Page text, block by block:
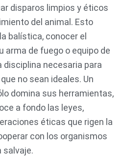
disparos limpios y éticos
del animal. Esto
balística, conocer el
arma de fuego o equipo de
disciplina necesaria para
no sean ideales. Un
domina sus herramientas,
a fondo las leyes,
éticas que rigen la
con los organismos
salvaje.